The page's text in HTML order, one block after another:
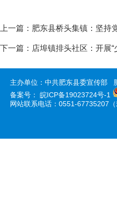
上一篇： 肥东县桥头集镇：坚持
下一篇： 店埠镇排头社区：开展
主办单位：中共肥东县委宣传部
备案号： 皖ICP备19023724号-1
网站联系电话：0551-67735207（